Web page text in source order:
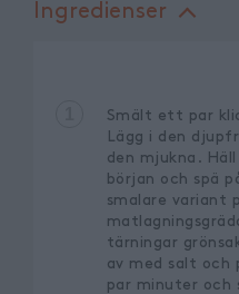
Ingredienser
Smält ett par
Lägg i den
den mjukna.
början och spä
smalare variant
tärningar
av med salt
par minuter och